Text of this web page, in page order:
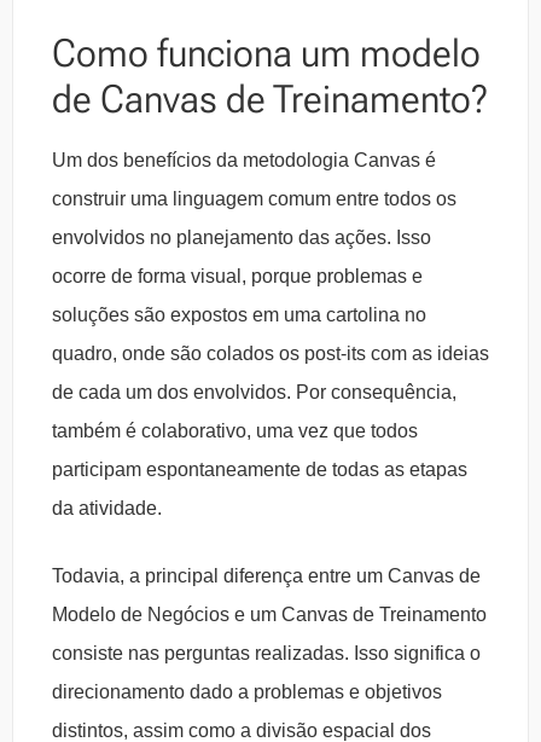
Como funciona um modelo
de Canvas de Treinamento?
Um dos benefícios da metodologia Canvas é
construir uma linguagem comum entre todos os
envolvidos no planejamento das ações. Isso
ocorre de forma visual, porque problemas e
soluções são expostos em uma cartolina no
quadro, onde são colados os post-its com as ideias
de cada um dos envolvidos. Por consequência,
também é colaborativo, uma vez que todos
participam espontaneamente de todas as etapas
da atividade.
Todavia, a principal diferença entre um Canvas de
Modelo de Negócios e um Canvas de Treinamento
consiste nas perguntas realizadas. Isso significa o
direcionamento dado a problemas e objetivos
distintos, assim como a divisão espacial dos